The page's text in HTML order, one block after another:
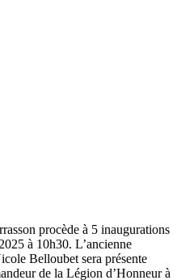
procède à 5 inaugurations
à 10h30. L’ancienne
Belloubet sera présente
de la Légion d’Honneur à